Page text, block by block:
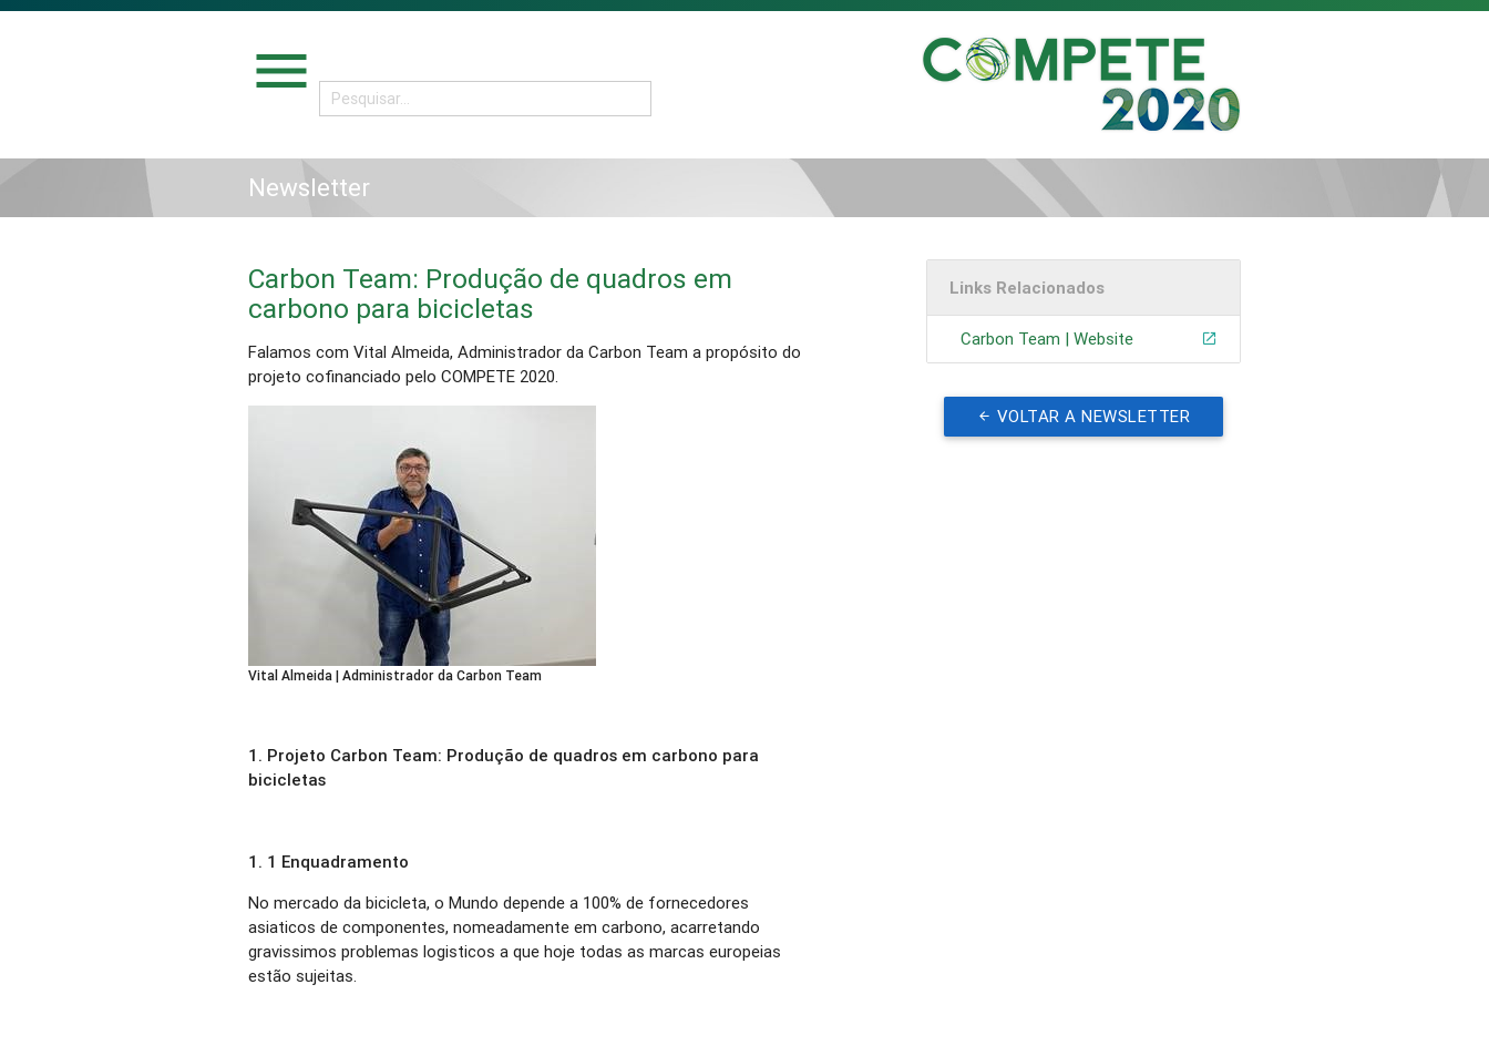
menu
Newsletter
Carbon Team: Produção de quadros em
carbono para bicicletas
Falamos com Vital Almeida, Administrador da Carbon Team a propósito do
projeto cofinanciado pelo COMPETE 2020.
Vital Almeida | Administrador da Carbon Team
1. Projeto Carbon Team: Produção de quadros em carbono para
bicicletas
1. 1 Enquadramento
No mercado da bicicleta, o Mundo depende a 100% de fornecedores
asiaticos de componentes, nomeadamente em carbono, acarretando
gravissimos problemas logisticos a que hoje todas as marcas europeias
estão sujeitas.
Links Relacionados
Carbon Team | Website
VOLTAR A NEWSLETTER